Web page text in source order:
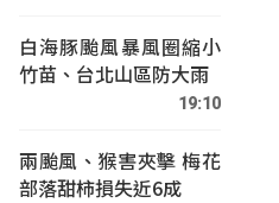
白海豚颱風暴風圈縮小
竹苗、台北山區防大雨
19:10
兩颱風、猴害夾擊 梅花
部落甜柿損失近6成